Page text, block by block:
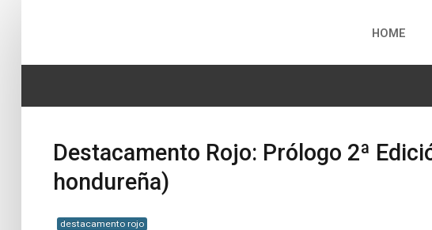
Noticias
Multimedia
HOME
Destacamento Rojo: Prólogo 2ª
hondureña)
destacamento rojo